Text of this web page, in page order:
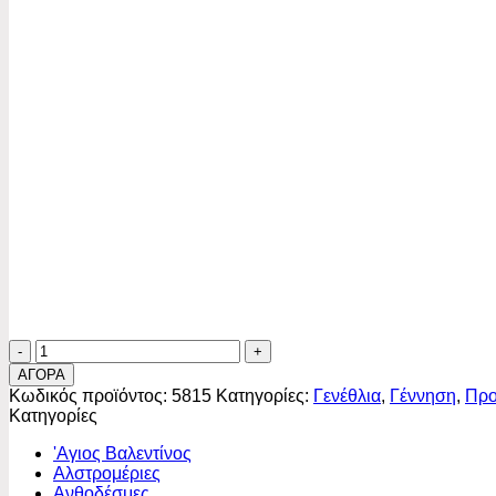
Τριαντάφυλλα
και
Ζέρμπερες
ποσότητα
ΑΓΟΡΑ
Κωδικός προϊόντος: 5815 Κατηγορίες: Γενέθλια, Γέννηση,
Κατηγορίες
'Αγιος Βαλεντίνος
Αλστρομέριες